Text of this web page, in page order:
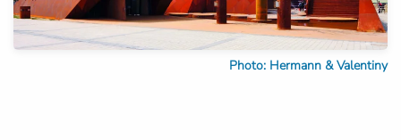
Photo: Hermann & Valentiny